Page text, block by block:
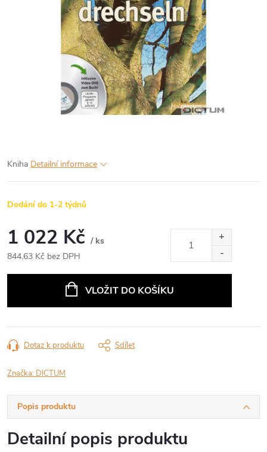
Kniha Detailní informace
Dodání do 1-2 týdnů
1 022 Kč / ks
844,63 Kč bez DPH
VLOŽIT DO KOŠÍKU
Dotaz k produktu Sdílet
Značka: DICTUM
Popis produktu
Detailní popis produktu